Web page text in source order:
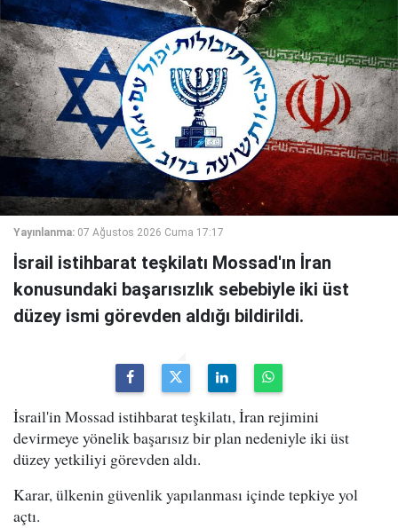
Yayınlanma: 07 Ağustos 2026 Cuma 17:17
İsrail istihbarat teşkilatı Mossad'ın İran
konusundaki başarısızlık sebebiyle iki üst
düzey ismi görevden aldığı bildirildi.
İsrail'in Mossad istihbarat teşkilatı, İran rejimini
devirmeye yönelik başarısız bir plan nedeniyle iki üst
düzey yetkiliyi görevden aldı.
Karar, ülkenin güvenlik yapılanması içinde tepkiye yol
açtı.